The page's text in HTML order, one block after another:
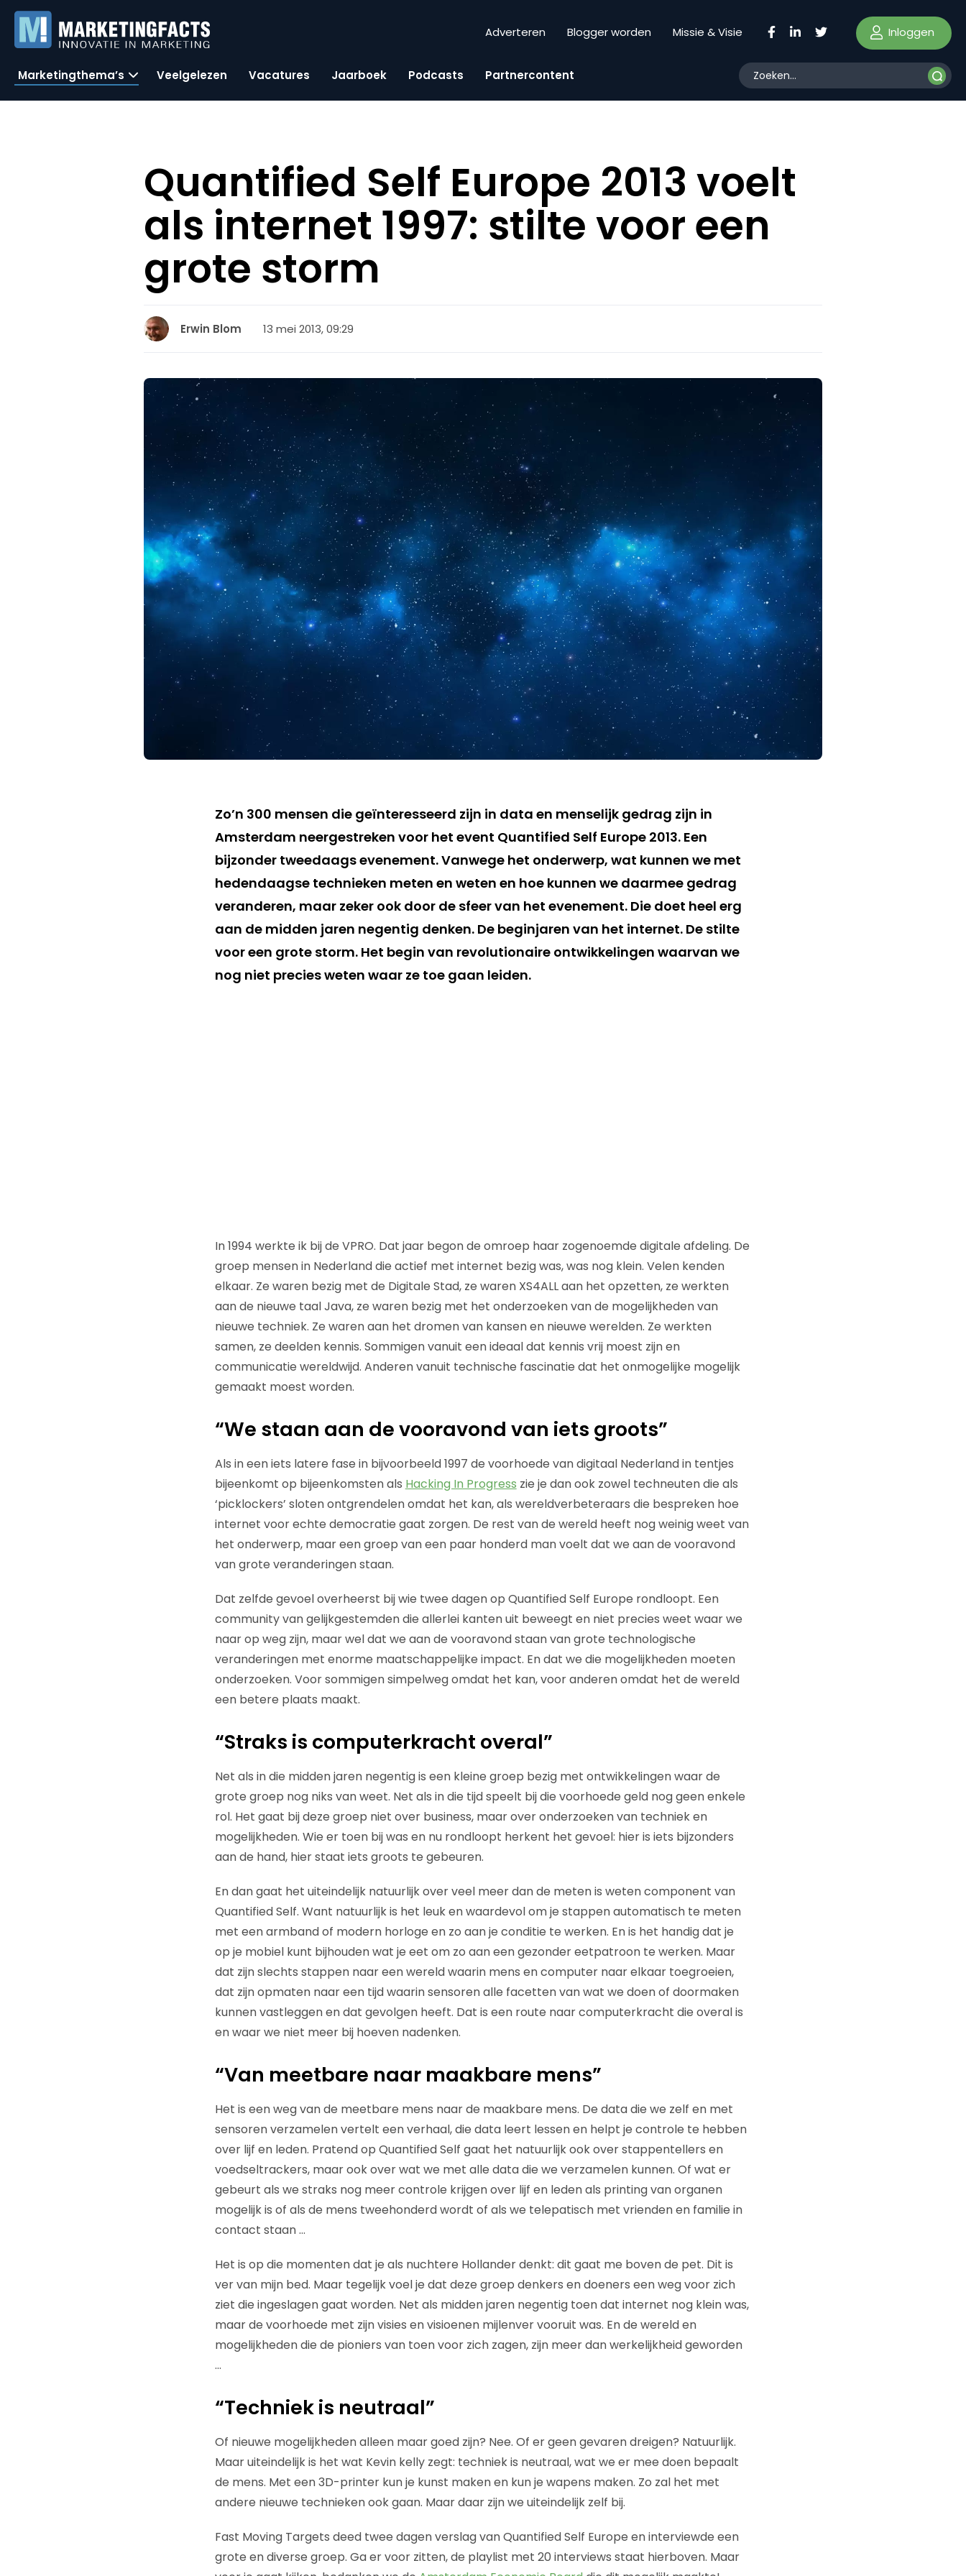
Adverteren Blogger worden Missie & Visie Inloggen
Marketingthema’s Veelgelezen Vacatures Jaarboek Podcasts Partnercontent
Quantified Self Europe 2013 voelt
als internet 1997: stilte voor een
grote storm
Erwin Blom 13 mei 2013, 09:29
Zo’n 300 mensen die geïnteresseerd zijn in data en menselijk gedrag zijn in
Amsterdam neergestreken voor het event Quantified Self Europe 2013. Een
bijzonder tweedaags evenement. Vanwege het onderwerp, wat kunnen we met
hedendaagse technieken meten en weten en hoe kunnen we daarmee gedrag
veranderen, maar zeker ook door de sfeer van het evenement. Die doet heel erg
aan de midden jaren negentig denken. De beginjaren van het internet. De stilte
voor een grote storm. Het begin van revolutionaire ontwikkelingen waarvan we
nog niet precies weten waar ze toe gaan leiden.
In 1994 werkte ik bij de VPRO. Dat jaar begon de omroep haar zogenoemde digitale afdeling. De
groep mensen in Nederland die actief met internet bezig was, was nog klein. Velen kenden
elkaar. Ze waren bezig met de Digitale Stad, ze waren XS4ALL aan het opzetten, ze werkten
aan de nieuwe taal Java, ze waren bezig met het onderzoeken van de mogelijkheden van
nieuwe techniek. Ze waren aan het dromen van kansen en nieuwe werelden. Ze werkten
samen, ze deelden kennis. Sommigen vanuit een ideaal dat kennis vrij moest zijn en
communicatie wereldwijd. Anderen vanuit technische fascinatie dat het onmogelijke mogelijk
gemaakt moest worden.
“We staan aan de vooravond van iets groots”
Als in een iets latere fase in bijvoorbeeld 1997 de voorhoede van digitaal Nederland in tentjes
bijeenkomt op bijeenkomsten als Hacking In Progress zie je dan ook zowel techneuten die als
‘picklockers’ sloten ontgrendelen omdat het kan, als wereldverbeteraars die bespreken hoe
internet voor echte democratie gaat zorgen. De rest van de wereld heeft nog weinig weet van
het onderwerp, maar een groep van een paar honderd man voelt dat we aan de vooravond
van grote veranderingen staan.
Dat zelfde gevoel overheerst bij wie twee dagen op Quantified Self Europe rondloopt. Een
community van gelijkgestemden die allerlei kanten uit beweegt en niet precies weet waar we
naar op weg zijn, maar wel dat we aan de vooravond staan van grote technologische
veranderingen met enorme maatschappelijke impact. En dat we die mogelijkheden moeten
onderzoeken. Voor sommigen simpelweg omdat het kan, voor anderen omdat het de wereld
een betere plaats maakt.
“Straks is computerkracht overal”
Net als in die midden jaren negentig is een kleine groep bezig met ontwikkelingen waar de
grote groep nog niks van weet. Net als in die tijd speelt bij die voorhoede geld nog geen enkele
rol. Het gaat bij deze groep niet over business, maar over onderzoeken van techniek en
mogelijkheden. Wie er toen bij was en nu rondloopt herkent het gevoel: hier is iets bijzonders
aan de hand, hier staat iets groots te gebeuren.
En dan gaat het uiteindelijk natuurlijk over veel meer dan de meten is weten component van
Quantified Self. Want natuurlijk is het leuk en waardevol om je stappen automatisch te meten
met een armband of modern horloge en zo aan je conditie te werken. En is het handig dat je
op je mobiel kunt bijhouden wat je eet om zo aan een gezonder eetpatroon te werken. Maar
dat zijn slechts stappen naar een wereld waarin mens en computer naar elkaar toegroeien,
dat zijn opmaten naar een tijd waarin sensoren alle facetten van wat we doen of doormaken
kunnen vastleggen en dat gevolgen heeft. Dat is een route naar computerkracht die overal is
en waar we niet meer bij hoeven nadenken.
“Van meetbare naar maakbare mens”
Het is een weg van de meetbare mens naar de maakbare mens. De data die we zelf en met
sensoren verzamelen vertelt een verhaal, die data leert lessen en helpt je controle te hebben
over lijf en leden. Pratend op Quantified Self gaat het natuurlijk ook over stappentellers en
voedseltrackers, maar ook over wat we met alle data die we verzamelen kunnen. Of wat er
gebeurt als we straks nog meer controle krijgen over lijf en leden als printing van organen
mogelijk is of als de mens tweehonderd wordt of als we telepatisch met vrienden en familie in
contact staan …
Het is op die momenten dat je als nuchtere Hollander denkt: dit gaat me boven de pet. Dit is
ver van mijn bed. Maar tegelijk voel je dat deze groep denkers en doeners een weg voor zich
ziet die ingeslagen gaat worden. Net als midden jaren negentig toen dat internet nog klein was,
maar de voorhoede met zijn visies en visioenen mijlenver vooruit was. En de wereld en
mogelijkheden die de pioniers van toen voor zich zagen, zijn meer dan werkelijkheid geworden
…
“Techniek is neutraal”
Of nieuwe mogelijkheden alleen maar goed zijn? Nee. Of er geen gevaren dreigen? Natuurlijk.
Maar uiteindelijk is het wat Kevin kelly zegt: techniek is neutraal, wat we er mee doen bepaalt
de mens. Met een 3D-printer kun je kunst maken en kun je wapens maken. Zo zal het met
andere nieuwe technieken ook gaan. Maar daar zijn we uiteindelijk zelf bij.
Fast Moving Targets deed twee dagen verslag van Quantified Self Europe en interviewde een
grote en diverse groep. Ga er voor zitten, de playlist met 20 interviews staat hierboven. Maar